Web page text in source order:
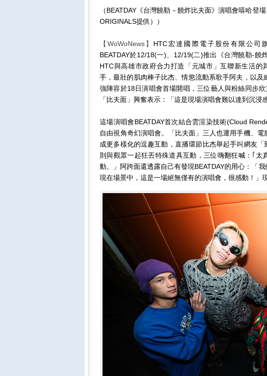
（BEATDAY《台灣饒勒－饒炸比夫面》演唱會嘻哈登
ORIGINALS提供））
【WoWoNews】 HTC宏達國際電子股份有限公司
BEATDAY於12/18(一)、12/19(二)推出《台灣饒勒-饒
HTC與高雄市政府合力打造「元城市」互聯新生活
手，最壯的肌肉棒子比杰、情慾流動系歌手阿夫，以
強陣容於18日演唱會首場開唱，三位藝人與粉絲同步
「比夫面」興奮表示：「這是現場演唱會難以達到沉浸
這場演唱會BEATDAY首次結合雲渲染技術(Cloud
自由視角奇幻演唱會。「比夫面」三人也運用手機、
成更多樣化的逗趣互動，直播環節比杰舉起手叫網友
則與觀眾一起狂丟特殊道具互動，三位嗨翻狂喊：｢太
動。」阿跨面還透露自己有發現BEATDAY的用心：「
現在場景中，這是一場絕無僅有的演唱會，很感動！」